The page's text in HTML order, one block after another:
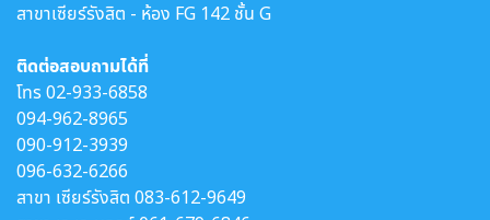
สาขาเซียร์รังสิต - ห้อง FG 142 ชั้น G
ติดต่อสอบถามได้ที่
โทร02-933-6858
094-962-8965
090-912-3939
096-632-6266
สาขา เซียร์รังสิต 083-612-9649